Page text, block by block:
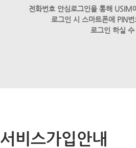
전화번호 안심로그인을 통해 USIM
로그인 시 스마트폰에 PIN
로그인 하실 수
서비스가입안내